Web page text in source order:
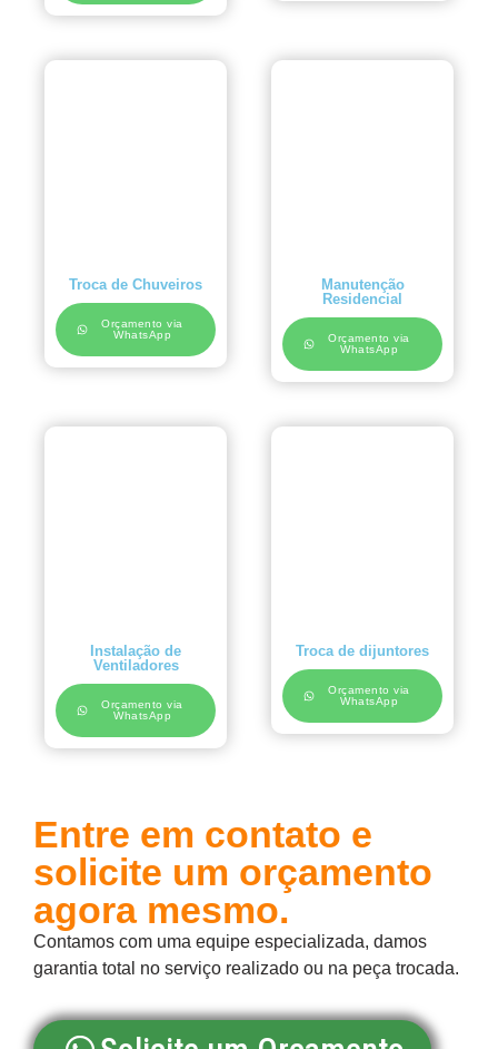
Troca de Chuveiros
Orçamento via
WhatsApp
Manutenção
Residencial
Orçamento via
WhatsApp
Instalação de
Ventiladores
Orçamento via
WhatsApp
Troca de dijuntores
Orçamento via
WhatsApp
Entre em contato e
solicite um orçamento
agora mesmo.
Contamos com uma equipe especializada, damos
garantia total no serviço realizado ou na peça trocada.